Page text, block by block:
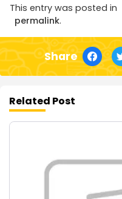
This entry was posted in
permalink.
Share
Related Post